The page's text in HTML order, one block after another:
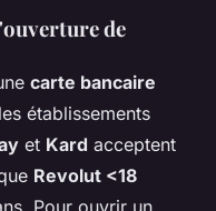
de
carte bancaire
établissements
et Kard acceptent
Revolut <18
Pour ouvrir un